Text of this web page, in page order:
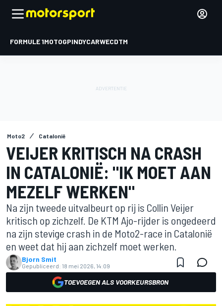
FORMULE 1MOTOGPINDYCARWECDTM
Moto2 Catalonië
VEIJER KRITISCH NA CRASH
IN CATALONIË: "IK MOET AAN
MEZELF WERKEN"
Na zijn tweede uitvalbeurt op rij is Collin Veijer
kritisch op zichzelf. De KTM Ajo-rijder is ongedeerd
na zijn stevige crash in de Moto2-race in Catalonië
en weet dat hij aan zichzelf moet werken.
Bjorn Smit
Gepubliceerd: 18 mei 2026, 14:09
TOEVOEGEN ALS VOORKEURSBRON